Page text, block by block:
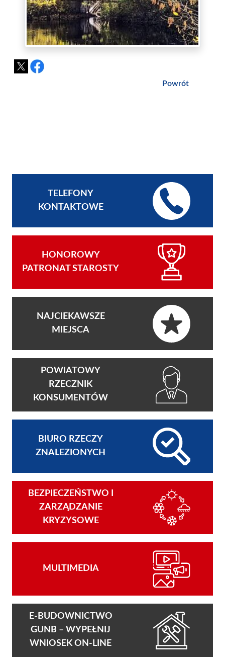
Powrót
TELEFONY
KONTAKTOWE
HONOROWY
PATRONAT STAROSTY
NAJCIEKAWSZE
MIEJSCA
POWIATOWY
RZECZNIK
KONSUMENTÓW
BIURO RZECZY
ZNALEZIONYCH
BEZPIECZEŃSTWO I
ZARZĄDZANIE
KRYZYSOWE
MULTIMEDIA
E-BUDOWNICTWO
GUNB – WYPEŁNIJ
WNIOSEK ON-LINE